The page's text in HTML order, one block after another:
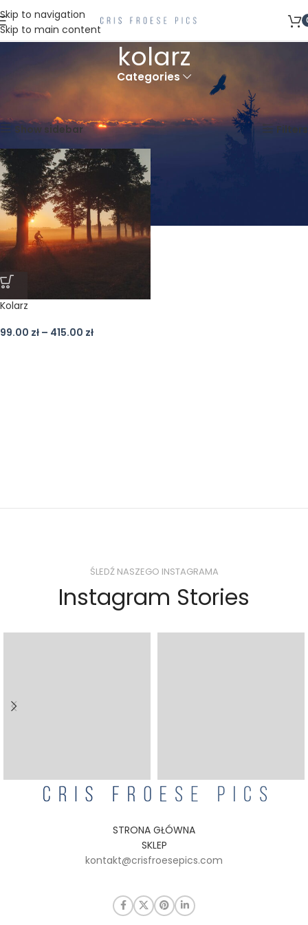
Skip to navigation
Skip to main content
kolarz
Categories
Strona główna
Show sidebar
Filters
Kolarz
99.00 zł – 415.00 zł
ŚLEDŹ NASZEGO INSTAGRAMA
Instagram Stories
STRONA GŁÓWNA
SKLEP
kontakt@crisfroesepics.com